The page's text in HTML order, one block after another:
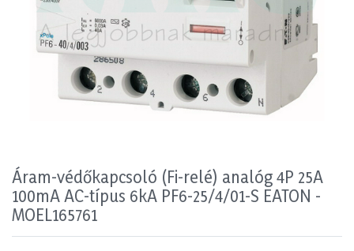
Áram-védőkapcsoló (Fi-relé) analóg 4P 25A
100mA AC-típus 6kA PF6-25/4/01-S EATON -
MOEL165761